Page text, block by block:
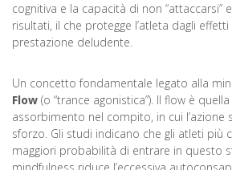
cognitiva e la capacità di non “attaccarsi”
risultati, il che protegge l’atleta dagli
prestazione deludente.
Un concetto fondamentale legato alla
Flow (o “trance agonistica”). Il flow è
assorbimento nel compito, in cui l’azione
sforzo. Gli studi indicano che gli atleti più
maggiori probabilità di entrare in questo